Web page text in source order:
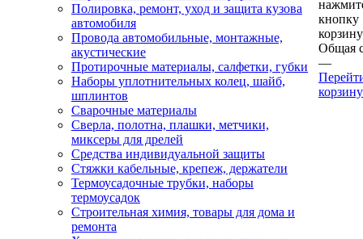
Полировка, ремонт, уход и защита кузова
автомобиля
Провода автомобильные, монтажные,
акустические
Протирочные материалы, салфетки, губки
Наборы уплотнительных колец, шайб,
шплинтов
Сварочные материалы
Сверла, полотна, плашки, метчики,
миксеры для дрелей
Средства индивидуальной защиты
Стяжки кабельные, крепеж, держатели
Термоусадочные трубки, наборы
термоусадок
Строительная химия, товары для дома и
ремонта
кнопку
Общая
—
корзину